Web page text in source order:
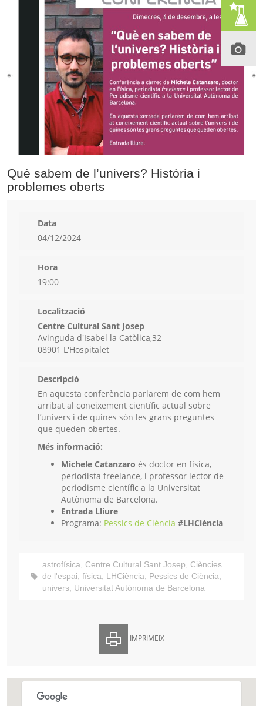
Què sabem de l’univers? Història i
problemes oberts
Data
04/12/2024
Hora
19:00
Localització
Centre Cultural Sant Josep
Avinguda d'Isabel la Catòlica,32
08901 L'Hospitalet
Descripció
En aquesta conferència parlarem de com hem
arribat al coneixement científic actual sobre
l’univers i de quines són les grans preguntes
que queden obertes.
Més informació:
Michele Catanzaro és doctor en física,
periodista freelance, i professor lector de
periodisme científic a la Universitat
Autònoma de Barcelona.
Entrada Lliure
Programa: Pessics de Ciència #LHCiència
astrofísica, Centre Cultural Sant Josep, Ciències
de l'espai, física, LHCiència, Pessics de Ciència,
univers, Universitat Autònoma de Barcelona
IMPRIMEIX